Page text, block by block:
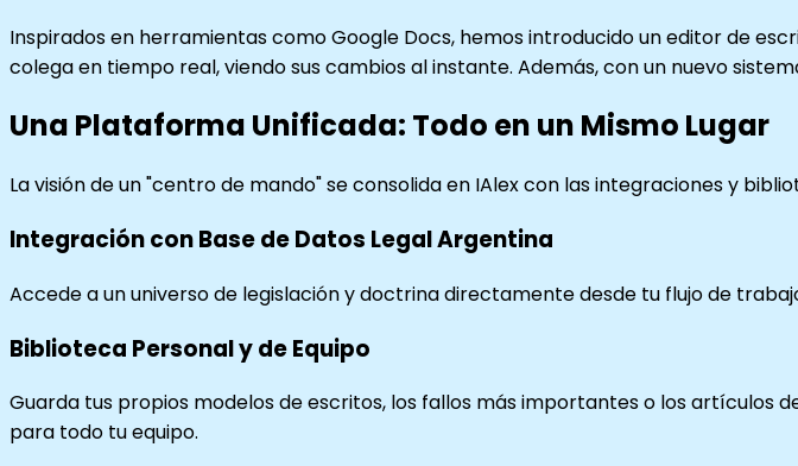
Inspirados en herramientas como Google Docs, hemos introducido un editor de
colega en tiempo real, viendo sus cambios al instante. Además, con un nuevo
Una Plataforma Unificada: Todo en un Mismo Lugar
La visión de un "centro de mando" se consolida en IAlex con las integraciones y
Integración con Base de Datos Legal Argentina
Accede a un universo de legislación y doctrina directamente desde tu flujo de
Biblioteca Personal y de Equipo
Guarda tus propios modelos de escritos, los fallos más importantes o los
para todo tu equipo.